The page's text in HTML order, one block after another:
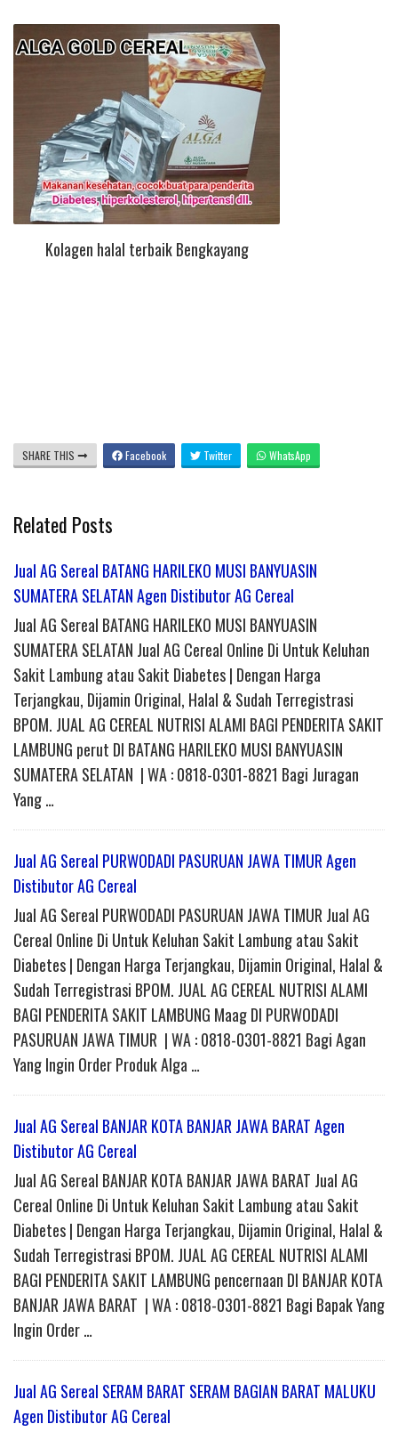
Kolagen halal terbaik Bengkayang
SHARE THIS Facebook Twitter WhatsApp
Related Posts
Jual AG Sereal BATANG HARILEKO MUSI BANYUASIN
SUMATERA SELATAN Agen Distibutor AG Cereal
Jual AG Sereal BATANG HARILEKO MUSI BANYUASIN
SUMATERA SELATAN Jual AG Cereal Online Di Untuk Keluhan
Sakit Lambung atau Sakit Diabetes | Dengan Harga
Terjangkau, Dijamin Original, Halal & Sudah Terregistrasi
BPOM. JUAL AG CEREAL NUTRISI ALAMI BAGI PENDERITA SAKIT
LAMBUNG perut DI BATANG HARILEKO MUSI BANYUASIN
SUMATERA SELATAN | WA : 0818-0301-8821 Bagi Juragan
Yang …
Jual AG Sereal PURWODADI PASURUAN JAWA TIMUR Agen
Distibutor AG Cereal
Jual AG Sereal PURWODADI PASURUAN JAWA TIMUR Jual AG
Cereal Online Di Untuk Keluhan Sakit Lambung atau Sakit
Diabetes | Dengan Harga Terjangkau, Dijamin Original, Halal &
Sudah Terregistrasi BPOM. JUAL AG CEREAL NUTRISI ALAMI
BAGI PENDERITA SAKIT LAMBUNG Maag DI PURWODADI
PASURUAN JAWA TIMUR | WA : 0818-0301-8821 Bagi Agan
Yang Ingin Order Produk Alga …
Jual AG Sereal BANJAR KOTA BANJAR JAWA BARAT Agen
Distibutor AG Cereal
Jual AG Sereal BANJAR KOTA BANJAR JAWA BARAT Jual AG
Cereal Online Di Untuk Keluhan Sakit Lambung atau Sakit
Diabetes | Dengan Harga Terjangkau, Dijamin Original, Halal &
Sudah Terregistrasi BPOM. JUAL AG CEREAL NUTRISI ALAMI
BAGI PENDERITA SAKIT LAMBUNG pencernaan DI BANJAR KOTA
BANJAR JAWA BARAT | WA : 0818-0301-8821 Bagi Bapak Yang
Ingin Order …
Jual AG Sereal SERAM BARAT SERAM BAGIAN BARAT MALUKU
Agen Distibutor AG Cereal